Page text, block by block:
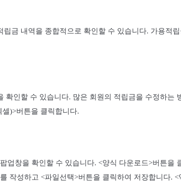
금 내역을 종합적으로 확인할 수 있습니다. 가용적
확인할 수 있습니다. 많은 회원의 적립금을 수정하는
)>버튼을 클릭합니다.
업창을 확인할 수 있습니다. <양식 다운로드>버튼을
작성하고 <파일선택>버튼을 클릭하여 저장합니다. <